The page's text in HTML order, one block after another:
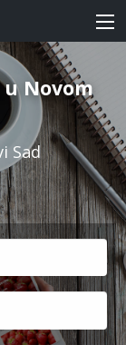
Novom
Sad